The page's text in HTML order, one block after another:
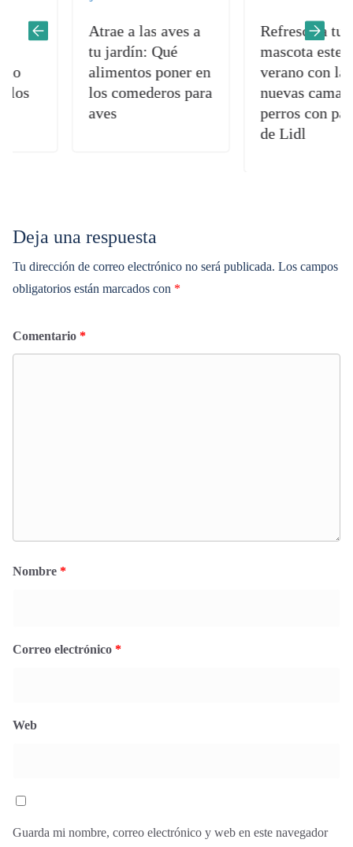
Atrae a las aves a
tu jardín: Qué
alimentos poner en
los comederos para
Refresca a tu
mascota este
verano con las
nuevas camas de
perros con parasol
de Lidl
Deja una respuesta
Tu dirección de correo electrónico no será publicada. Los campos
obligatorios están marcados con *
Comentario *
Nombre *
Correo electrónico *
Web
Guarda mi nombre, correo electrónico y web en este navegador